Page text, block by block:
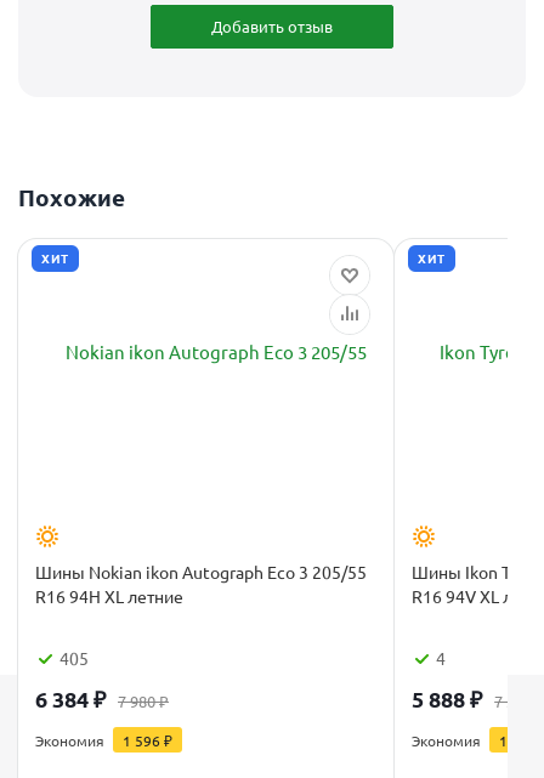
Добавить отзыв
Похожие
ХИТ
Шины Nokian ikon Autograph Eco 3 205/55
R16 94H XL летние
405
6 384₽ 7 980₽
Экономия 1 596₽
ХИТ
Шины Ikon
R16 94V XL
4
5 888₽ 7 360
Экономия 1 472